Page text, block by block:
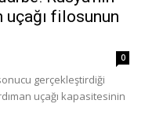
uçağı filosunun
0
gerçekleştirdiği
uçağı kapasitesinin